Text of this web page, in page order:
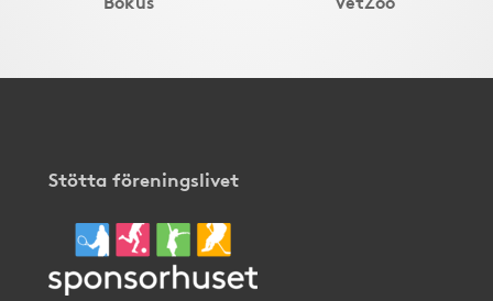
Stötta föreningslivet